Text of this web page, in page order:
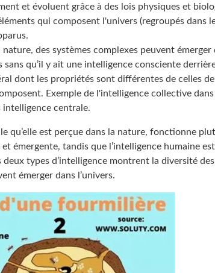
et évoluent grâce à des lois physiques et
qui composent l'univers (regroupés dans
nature, des systèmes complexes peuvent émerger
sans qu’il y ait une intelligence consciente
dont les propriétés sont différentes de celles
Exemple de l'intelligence collective dans
centrale.
qu’elle est perçue dans la nature, fonctionne
émergente, tandis que l’intelligence humaine
types d’intelligence montrent la diversité
émerger dans l’univers.